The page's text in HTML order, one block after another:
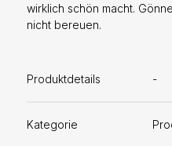
wirklich schön macht.
nicht bereuen.
Produktdetails -
Kategorie